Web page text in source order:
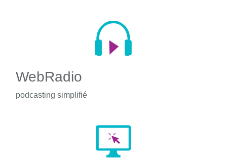
WebRadio
podcasting simplifié